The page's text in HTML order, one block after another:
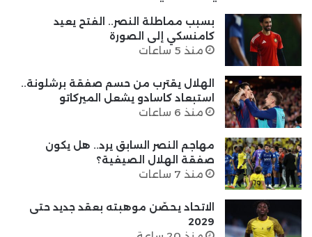
بسبب مماطلة النصر.. الفتح يعيد
كامنسكي إلى الصورة
منذ 5 ساعات
الهلال يقترب من حسم صفقة برشلونة..
استبعاد كاسادو يشعل الميركاتو
منذ 6 ساعات
مهاجم النصر السابق يرد.. هل يكون
صفقة الهلال الصيفية؟
منذ 7 ساعات
الاتحاد يحصّن موهبته بعقد جديد حتى
2029